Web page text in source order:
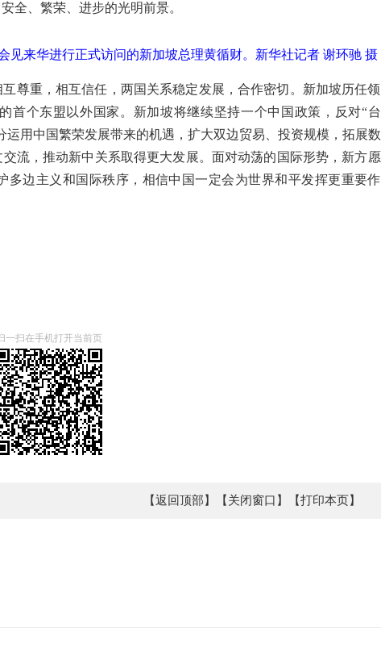
全、繁荣、进步的光明前景。
见来华进行正式访问的新加坡总理黄循财。新华社记者 谢环驰 摄
尊重，相互信任，两国关系稳定发展，合作密切。新加坡历任领
首个东盟以外国家。新加坡将继续坚持一个中国政策，反对“台
用中国繁荣发展带来的机遇，扩大双边贸易、投资规模，拓展数
流，推动新中关系取得更大发展。面对动荡的国际形势，新方愿
多边主义和国际秩序，相信中国一定会为世界和平发挥更重要作
一扫在手机打开当前页
【返回顶部】 【关闭窗口】 【打印本页】